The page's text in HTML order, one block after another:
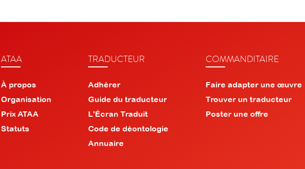
ATAA
À propos
Organisation
Prix ATAA
Statuts
TRADUCTEUR
Adhérer
Guide du traducteur
L'Écran Traduit
Code de déontologie
Annuaire
COMMANDITAIRE
Faire adapter une œuvre
Trouver un traducteur
Poster une offre